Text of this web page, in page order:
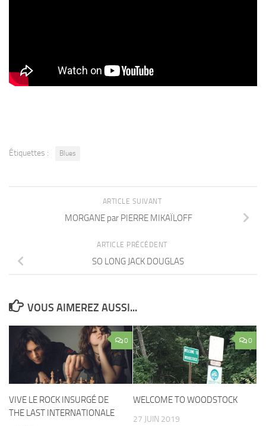
Étiquettes : Blues
ARTICLE SUIVANT
MORGANE par PIERRE MIKAÏLOFF
ARTICLE PRÉCÉDENT
SO LONG JACK DOUGLAS
VOUS AIMEREZ AUSSI...
0
VIVE LE ROCK INSURGÉ DE
THE LAST INTERNATIONALE
0
WELCOME TO WOODSTOCK
27 JUIN 2019